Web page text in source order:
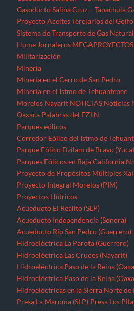
Gasoducto Salina Cruz – Tapachula
Proyecto Aceites Terciarios del
Sistema de Transporte de Gas
Home Jornaleros MEGAPROYECTOS
Militarización
Minería
Minería en el Cerro de San Pedro
Minería en el Istmo de Tehuantepec
Morelos Nayarit NOTICIAS Noticias
Oaxaca Palabras del EZLN
Parques eólicos
Corredor Eólico del Istmo de
Parque Eólico Dzilam de Bravo
Parques Eólicos en Baja California
Proyecto de Propósitos Múltiples
Proyecto Integral Morelos (PIM)
Proyectos Hídricos
Acueducto El Realito (SLP)
Acueducto Independencia (Sonora)
Acueducto Río San Pedro (Guerrero)
Hidroeléctrica La Parota (Guerrero)
Hidroeléctrica Las Cruces (Nayarit)
Hidroeléctrica Paso de la Reina
Hidroeléctrica Paso de la Reina
Hidroeléctricas en la Sierra Norte de
Presa La Maroma (SLP) Presa Los